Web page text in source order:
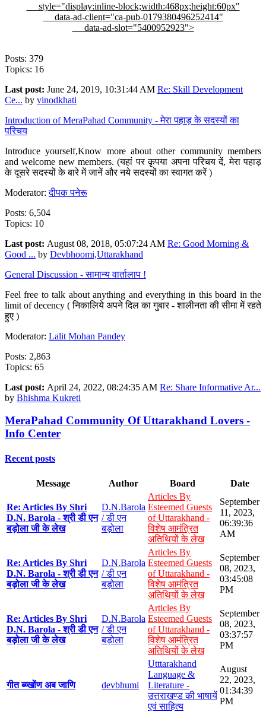
style="display:inline-block;width:468px;height:60px"
data-ad-client="ca-pub-0179380496252414"
data-ad-slot="5400952923">
Posts: 379
Topics: 16
Last post: June 24, 2019, 10:31:44 AM Re: Skill Development
Ce... by vinodkhati
Introduction of MeraPahad Community - मेरा पहाड़ के सदस्यों का
परिचय
Introduce yourself,Know more about other community members
and welcome new members. (यहां पर कृपया अपना परिचय दें, मेरा पहाड़
के दूसरे सदस्यों के बारे में जानें और नये सदस्यों का स्वागत करें )
Moderator:दीपक पनेरू
Posts: 6,504
Topics: 10
Last post: August 08, 2018, 05:07:24 AM Re: Good Morning &
Good ... by Devbhoomi,Uttarakhand
General Discussion - सामान्य वार्तालाप !
Feel free to talk about anything and everything in this board in the
limit of decency ( निकालिये अपने दिल का गुबार - शालीनता की सीमा में रहते
हुए )
Moderator: Lalit Mohan Pandey
Posts: 2,863
Topics: 65
Last post: April 24, 2022, 08:24:35 AM Re: Share Informative Ar...
by Bhishma Kukreti
MeraPahad Community Of Uttarakhand Lovers -
Info Center
Recent posts
Message Author Board Date
Re: Articles By Shri
D.N. Barola - श्री डी एन
बड़ोला जी के लेख
D.N.Barola
/ डी एन
बड़ोला
Articles By
Esteemed Guests
of Uttarakhand -
विशेष आमंत्रित
अतिथियों के लेख
September
11, 2023,
06:39:36
AM
Re: Articles By Shri
D.N. Barola - श्री डी एन
बड़ोला जी के लेख
D.N.Barola
/ डी एन
बड़ोला
Articles By
Esteemed Guests
of Uttarakhand -
विशेष आमंत्रित
अतिथियों के लेख
September
08, 2023,
03:45:08
PM
Re: Articles By Shri
D.N. Barola - श्री डी एन
बड़ोला जी के लेख
D.N.Barola
/ डी एन
बड़ोला
Articles By
Esteemed Guests
of Uttarakhand -
विशेष आमंत्रित
अतिथियों के लेख
September
08, 2023,
03:37:57
PM
गीत ब्य्खोंण अब जाणि devbhumi
Utttarakhand
Language &
Literature -
उत्तराखण्ड की भाषायें
एवं साहित्य
August
22, 2023,
01:34:39
PM